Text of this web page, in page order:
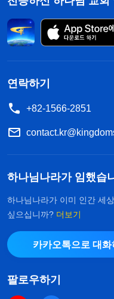
연락하기
+82-1566-2851
하나님나라가 임했습
하나님나라가 이미 인간 세
싶으십니까? 더보기
카카오톡으로 대화
팔로우하기